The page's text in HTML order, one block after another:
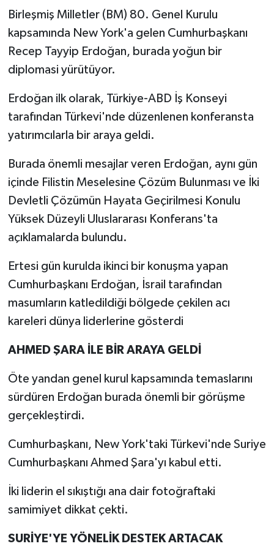
Birleşmiş Milletler (BM) 80. Genel Kurulu
kapsamında New York'a gelen Cumhurbaşkanı
Recep Tayyip Erdoğan, burada yoğun bir
diplomasi yürütüyor.
Erdoğan ilk olarak, Türkiye-ABD İş Konseyi
tarafından Türkevi'nde düzenlenen konferansta
yatırımcılarla bir araya geldi.
Burada önemli mesajlar veren Erdoğan, aynı gün
içinde Filistin Meselesine Çözüm Bulunması ve İki
Devletli Çözümün Hayata Geçirilmesi Konulu
Yüksek Düzeyli Uluslararası Konferans'ta
açıklamalarda bulundu.
Ertesi gün kurulda ikinci bir konuşma yapan
Cumhurbaşkanı Erdoğan, İsrail tarafından
masumların katledildiği bölgede çekilen acı
kareleri dünya liderlerine gösterdi
AHMED ŞARA İLE BİR ARAYA GELDİ
Öte yandan genel kurul kapsamında temaslarını
sürdüren Erdoğan burada önemli bir görüşme
gerçekleştirdi.
Cumhurbaşkanı, New York'taki Türkevi'nde Suriye
Cumhurbaşkanı Ahmed Şara'yı kabul etti.
İki liderin el sıkıştığı ana dair fotoğraftaki
samimiyet dikkat çekti.
SURİYE'YE YÖNELİK DESTEK ARTACAK